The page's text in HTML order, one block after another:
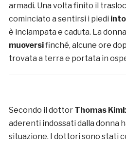
armadi. Una volta finito il
cominciato a sentirsi i piedi
è inciampata e caduta. La
muoversifinché, alcune ore
trovata a terra e portata in
Secondo il dottor Thomas
aderenti indossati dalla donna
situazione. I dottori sono stati